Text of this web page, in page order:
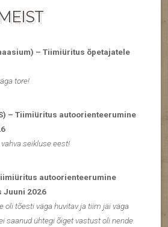
– Tiimiüritus õpetajatele
tore!
– Tiimiüritus autoorienteerumine
seikluse eest!
autoorienteerumine
Juuni 2026
oli tõesti väga huvitav ja tiim jäi väga
saanud ühtegi õiget vastust oli nende